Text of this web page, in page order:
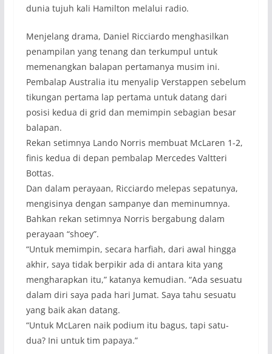
dunia tujuh kali Hamilton melalui radio.
Menjelang drama, Daniel Ricciardo menghasilkan
penampilan yang tenang dan terkumpul untuk
memenangkan balapan pertamanya musim ini.
Pembalap Australia itu menyalip Verstappen sebelum
tikungan pertama lap pertama untuk datang dari
posisi kedua di grid dan memimpin sebagian besar
balapan.
Rekan setimnya Lando Norris membuat McLaren 1-2,
finis kedua di depan pembalap Mercedes Valtteri
Bottas.
Dan dalam perayaan, Ricciardo melepas sepatunya,
mengisinya dengan sampanye dan meminumnya.
Bahkan rekan setimnya Norris bergabung dalam
perayaan “shoey”.
“Untuk memimpin, secara harfiah, dari awal hingga
akhir, saya tidak berpikir ada di antara kita yang
mengharapkan itu,” katanya kemudian. “Ada sesuatu
dalam diri saya pada hari Jumat. Saya tahu sesuatu
yang baik akan datang.
“Untuk McLaren naik podium itu bagus, tapi satu-
dua? Ini untuk tim papaya.”